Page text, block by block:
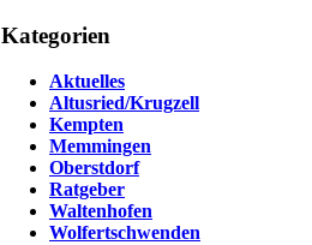
Kategorien
Aktuelles
Altusried/Krugzell
Kempten
Memmingen
Oberstdorf
Ratgeber
Waltenhofen
Wolfertschwenden